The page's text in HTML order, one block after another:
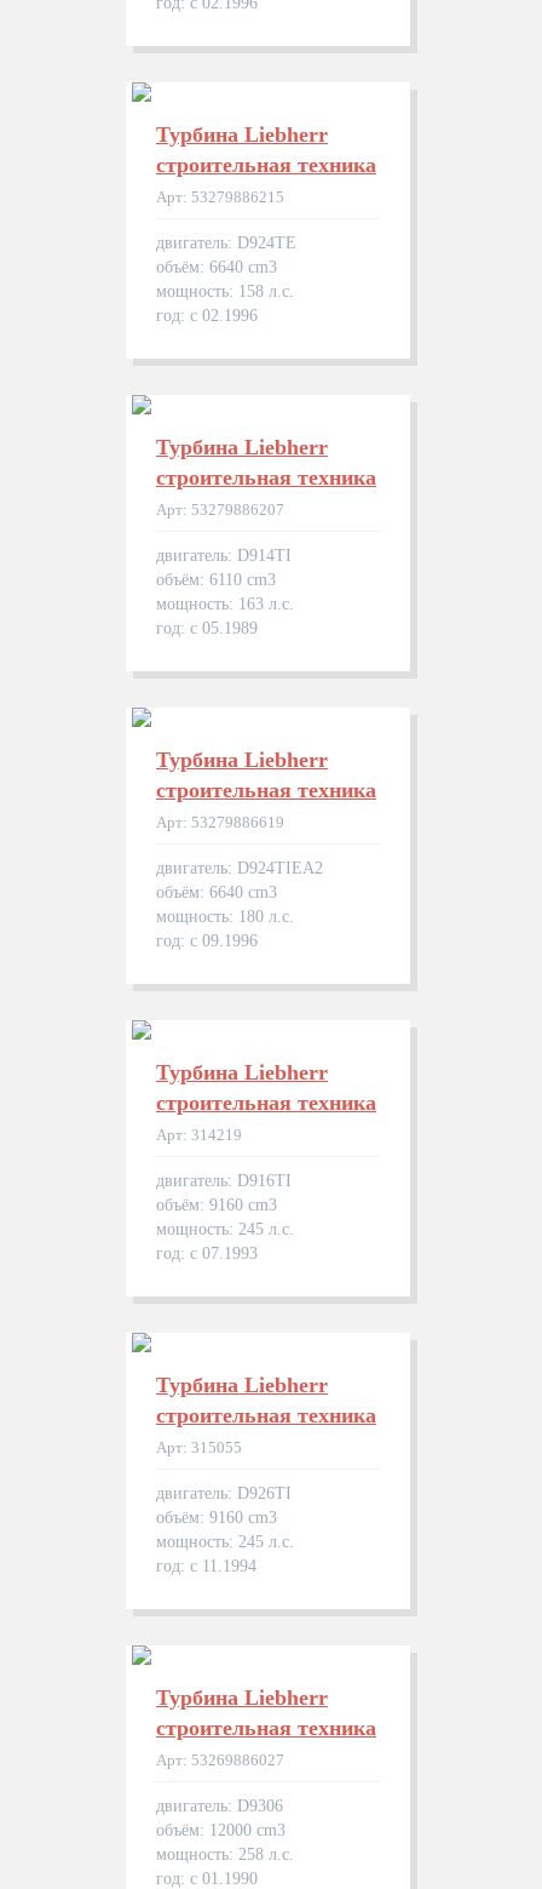
Турбина Liebherr
строительная техника
Арт: 53279886215
двигатель: D924TE
объём: 6640 cm3
мощность: 158 л.с.
год: с 02.1996
Турбина Liebherr
строительная техника
Арт: 53279886207
двигатель: D914TI
объём: 6110 cm3
мощность: 163 л.с.
год: с 05.1989
Турбина Liebherr
строительная техника
Арт: 53279886619
двигатель: D924TIEA2
объём: 6640 cm3
мощность: 180 л.с.
год: с 09.1996
Турбина Liebherr
строительная техника
Арт: 314219
двигатель: D916TI
объём: 9160 cm3
мощность: 245 л.с.
год: с 07.1993
Турбина Liebherr
строительная техника
Арт: 315055
двигатель: D926TI
объём: 9160 cm3
мощность: 245 л.с.
год: с 11.1994
Турбина Liebherr
строительная техника
Арт: 53269886027
двигатель: D9306
объём: 12000 cm3
мощность: 258 л.с.
год: с 01.1990